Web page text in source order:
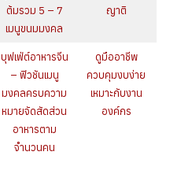
ต้มรวม 5 – 7
เมนูขนมมงคล
ญาติ
บุฟเฟ่ต์อาหารจีน
– ฟิวชันเมนู
มงคลครบความ
หมายจัดสัดส่วน
อาหารตาม
จำนวนคน
ดูมืออาชีพ
ควบคุมงบง่าย
เหมาะกับงาน
องค์กร